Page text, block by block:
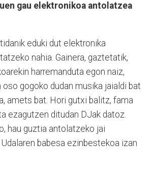
gau elektronikoa antolatzea
eduki dut elektronika
nahia. Gainera, gaztetatik,
harremanduta egon naiz,
oso gogoko dudan musika jaialdi bat
amets bat. Hori gutxi balitz, fama
ezagutzen ditudan DJak datoz.
hau guztia antolatzeko jai
babesa ezinbestekoa izan